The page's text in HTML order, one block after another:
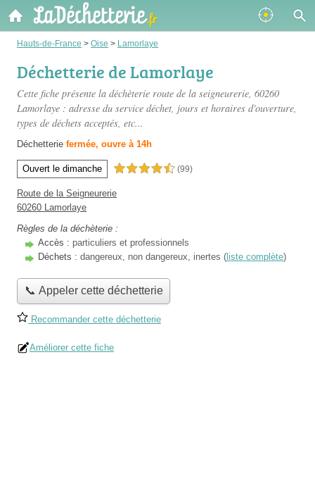
Hauts-de-France > Oise > Lamorlaye
Déchetterie de Lamorlaye
Cette fiche présente la déchèterie route de la seigneurerie, 60260
Lamorlaye : adresse du service déchet, jours et horaires d'ouverture,
types de déchets acceptés, etc...
Déchetterie fermée, ouvre à 14h
Ouvert le dimanche 4,5 étoiles sur 5 (99)
Route de la Seigneurerie
60260 Lamorlaye
Règles de la déchèterie :
Accès : particuliers et professionnels
Déchets : dangereux, non dangereux, inertes ( liste complète)
📞 Appeler cette déchetterie
Recommander cette déchetterie
Améliorer cette fiche